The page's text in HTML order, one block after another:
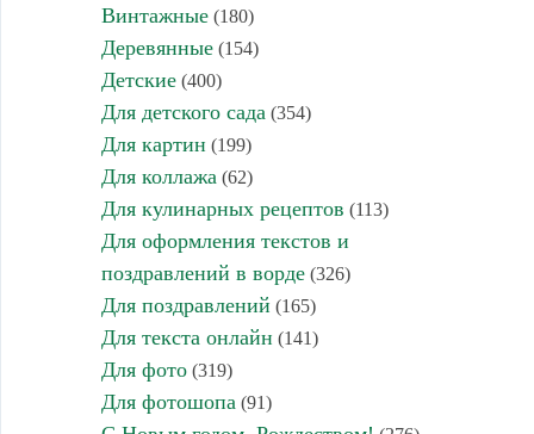
Винтажные(180)
Деревянные(154)
Детские(400)
Для детского сада (354)
Для картин (199)
Для коллажа (62)
Для кулинарных рецептов (113)
Для оформления текстов и
поздравлений в ворде(326)
Для поздравлений (165)
Для текста онлайн (141)
Для фото(319)
Для фотошопа (91)